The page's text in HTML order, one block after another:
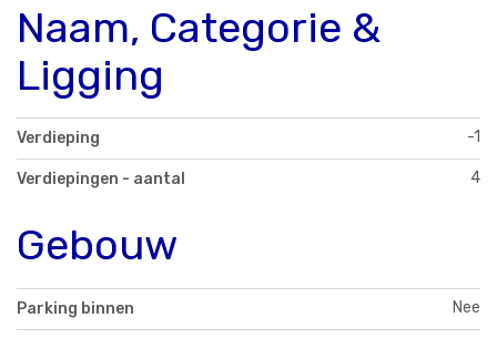
Naam, Categorie &
Ligging
Verdieping -1
Verdiepingen - aantal 4
Gebouw
Parking binnen Nee